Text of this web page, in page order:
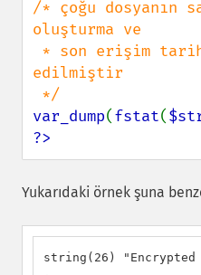
/* çoğu dosyanın
oluşturma ve
edilmiştir
var_dump(fstat(
?>
Yukarıdaki örnek şuna
string(26)